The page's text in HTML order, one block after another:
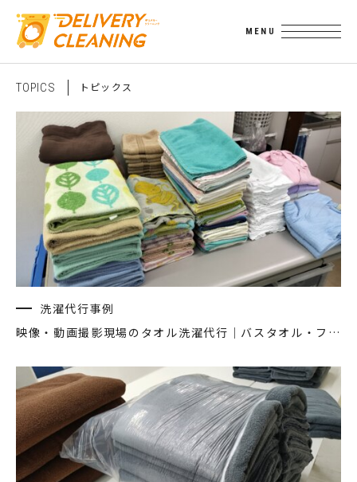
TOPICS ト ピッ ク ス
洗濯代行事例
映像・動画撮影現場のタオル洗濯代行｜バスタオル・フェイスタオルをまとめて外注した事例